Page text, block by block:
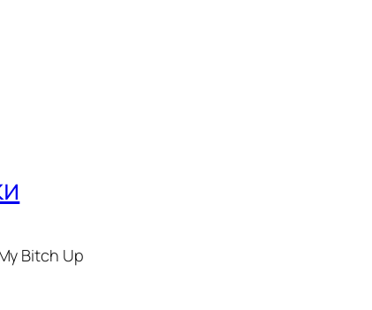
Bitch Up